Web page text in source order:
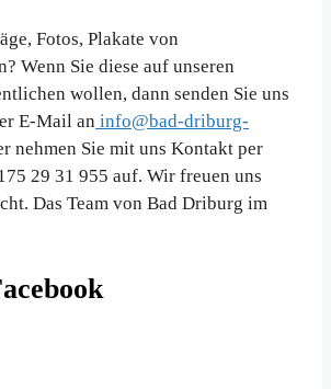
Fotos, Plakate von
Wenn Sie diese auf unseren
wollen, dann senden Sie uns
E-Mail an info@bad-driburg-
nehmen Sie mit uns Kontakt per
29 31 955 auf. Wir freuen uns
Das Team von Bad Driburg im